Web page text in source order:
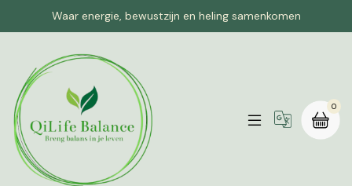
Waar energie, bewustzijn en heling samenkomen
0